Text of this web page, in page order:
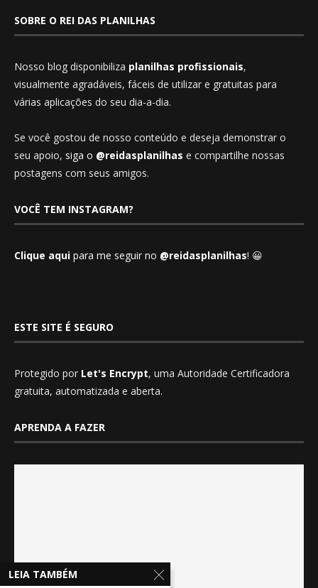
SOBRE O REI DAS PLANILHAS
Nosso blog disponibiliza planilhas profissionais,
visualmente agradáveis, fáceis de utilizar e gratuitas para
várias aplicações do seu dia-a-dia.
Se você gostou de nosso conteúdo e deseja demonstrar o
seu apoio, siga o @reidasplanilhas e compartilhe nossas
postagens com seus amigos.
VOCÊ TEM INSTAGRAM?
Clique aqui para me seguir no @reidasplanilhas! 😀
ESTE SITE É SEGURO
Protegido por Let's Encrypt, uma Autoridade Certificadora
gratuita, automatizada e aberta.
APRENDA A FAZER
LEIA TAMBÉM